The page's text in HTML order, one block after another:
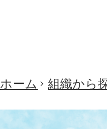
ホーム 組織から